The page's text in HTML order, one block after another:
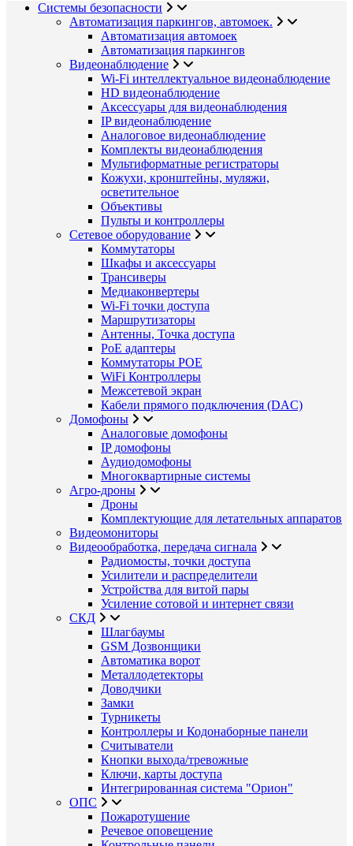
Системы безопасности
Автоматизация паркингов, автомоек.
Автоматизация автомоек
Автоматизация паркингов
Видеонаблюдение
Wi-Fi интеллектуальное видеонаблюдение
HD видеонаблюдение
Аксессуары для видеонаблюдения
IP видеонаблюдение
Аналоговое видеонаблюдение
Комплекты видеонаблюдения
Мультиформатные регистраторы
Кожухи, кронштейны, муляжи,
осветительное
Объективы
Пульты и контроллеры
Сетевое оборудование
Коммутаторы
Шкафы и аксессуары
Трансиверы
Медиаконвертеры
Wi-Fi точки доступа
Маршрутизаторы
Антенны, Точка доступа
PoE адаптеры
Коммутаторы POE
WiFi Контроллеры
Межсетевой экран
Кабели прямого подключения (DAC)
Домофоны
Аналоговые домофоны
IP домофоны
Аудиодомофоны
Многоквартирные системы
Агро-дроны
Дроны
Комплектующие для летательных аппаратов
Видеомониторы
Видеообработка, передача сигнала
Радиомосты, точки доступа
Усилители и распределители
Устройства для витой пары
Усиление сотовой и интернет связи
СКД
Шлагбаумы
GSM Дозвонщики
Автоматика ворот
Металлодетекторы
Доводчики
Замки
Турникеты
Контроллеры и Кодонаборные панели
Считыватели
Кнопки выхода/тревожные
Ключи, карты доступа
Интегрированная система "Орион"
ОПС
Пожаротушение
Речевое оповещение